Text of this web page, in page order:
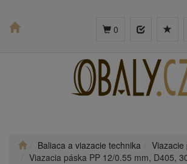
0
Baliaca a viazacie technika
Viazacie
Viazacia páska PP 12/0.55 mm, D405,